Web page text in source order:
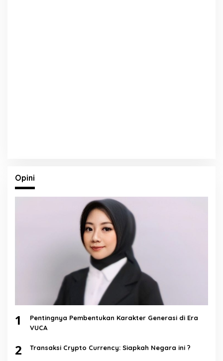
Opini
1
Pentingnya Pembentukan Karakter Generasi di Era
VUCA
2 Transaksi Crypto Currency: Siapkah Negara ini ?